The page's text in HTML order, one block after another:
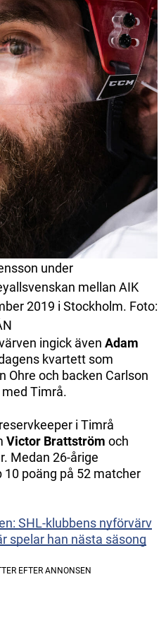
under
mellan AIK
2019 i Stockholm. Foto:
ingick även Adam
kvartett som
Ohre och backen Carlson
Timrå.
i Timrå
Victor Brattström och
Medan 26-årige
poäng på 52 matcher
SHL-klubbens nyförvärv
spelar han nästa säsong